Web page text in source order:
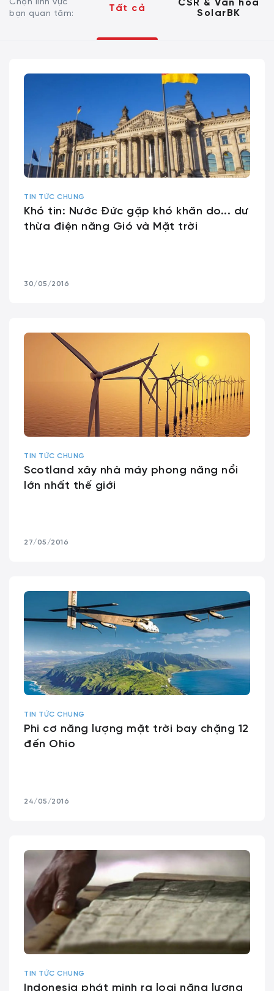
Chọn lĩnh vực
bạn quan tâm:
Tất cả
CSR & Văn hóa
SolarBK
TIN TỨC CHUNG
Khó tin: Nước Đức gặp khó khăn do... dư
thừa điện năng Gió và Mặt trời
30/05/2016
TIN TỨC CHUNG
Scotland xây nhà máy phong năng nổi
lớn nhất thế giới
27/05/2016
TIN TỨC CHUNG
Phi cơ năng lượng mặt trời bay chặng 12
đến Ohio
24/05/2016
TIN TỨC CHUNG
Indonesia phát minh ra loại năng lượng